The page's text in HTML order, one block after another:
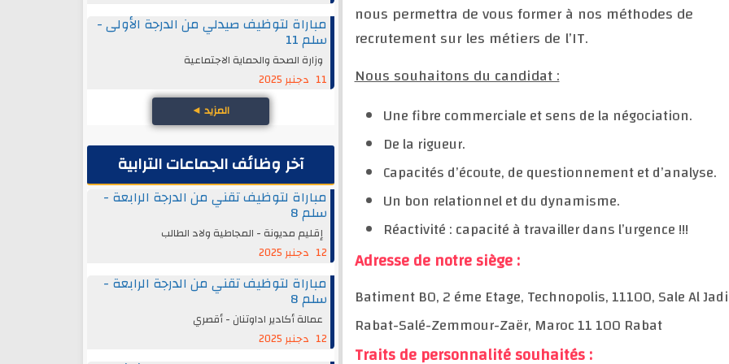
nous permettra de vous former à nos méthodes de
recrutement sur les métiers de l’IT.
Nous souhaitons du candidat :
Une fibre commerciale et sens de la négociation.
De la rigueur.
Capacités d’écoute, de questionnement et d’analyse.
Un bon relationnel et du dynamisme.
Réactivité : capacité à travailler dans l’urgence !!!
Adresse de notre siège :
Batiment B0, 2 éme Etage, Technopolis, 11100, Sale Al
Rabat-Salé-Zemmour-Zaër, Maroc 11 100 Rabat
Traits de personnalité souhaités :
مباراة لتوظيف صيدلي من الدرجة الأولى -
سلم 11
وزارة الصحة والحماية الاجتماعية
11 دجنبر 2025
المزيد ◄
آخر وظائف الجماعات الترابية
مباراة لتوظيف تقني من الدرجة الرابعة -
سلم 8
إقليم مديونة - المجاطية ولاد الطالب
12 دجنبر 2025
مباراة لتوظيف تقني من الدرجة الرابعة -
سلم 8
عمالة أكادير اداوتنان - أقصري
12 دجنبر 2025